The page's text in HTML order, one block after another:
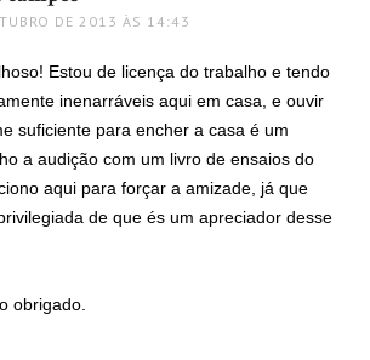
DE 2013 ÀS 14:43
Estou de licença do trabalho e tendo
inenarráveis aqui em casa, e ouvir
suficiente para encher a casa é um
a audição com um livro de ensaios do
aqui para forçar a amizade, já que
de que és um apreciador desse
obrigado.